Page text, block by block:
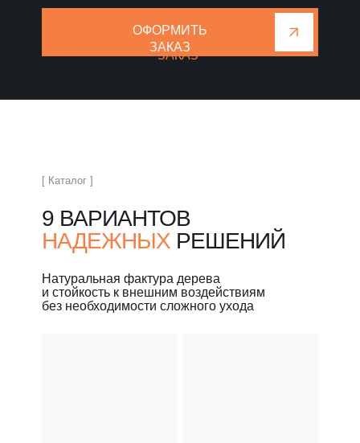
ОФОРМИТЬ
ЗАКАЗ
ОФОРМИТЬ
ЗАКАЗ
Натуральная фактура дерева
и стойкость к внешним воздействиям
без необходимости сложного ухода
9 ВАРИАНТОВ
НАДЕЖНЫХ РЕШЕНИЙ
[ Каталог ]